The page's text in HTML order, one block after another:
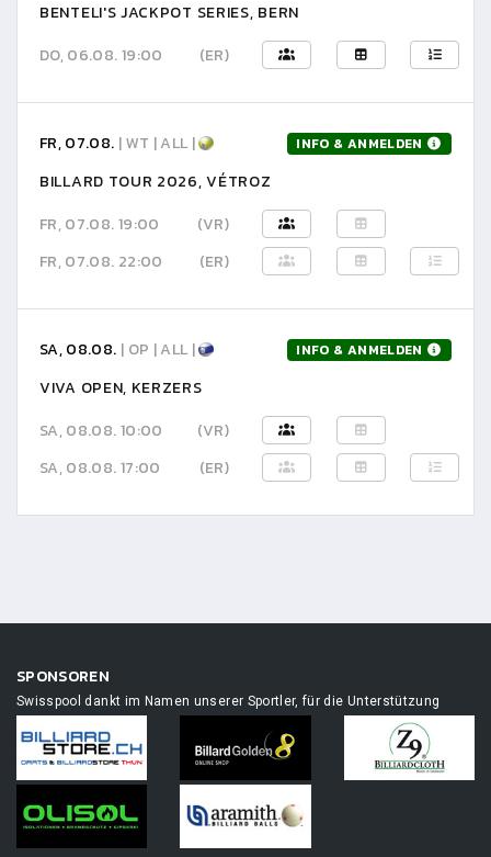
BENTELI'S JACKPOT SERIES, BERN
DO, 06.08. 19:00
(ER)
FR, 07.08. | WT | ALL | INFO & ANMELDEN
BILLARD TOUR 2026, VÉTROZ
FR, 07.08. 19:00
(VR)
FR, 07.08. 22:00
(ER)
SA, 08.08. | OP | ALL | INFO & ANMELDEN
VIVA OPEN, KERZERS
SA, 08.08. 10:00
(VR)
SA, 08.08. 17:00
(ER)
SPONSOREN
Swisspool dankt im Namen unserer Sportler, für die Unterstützung